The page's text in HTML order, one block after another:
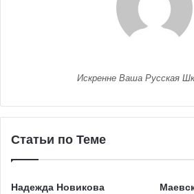
Искренне Ваша Русская
Статьи по Теме
Надежда Новикова